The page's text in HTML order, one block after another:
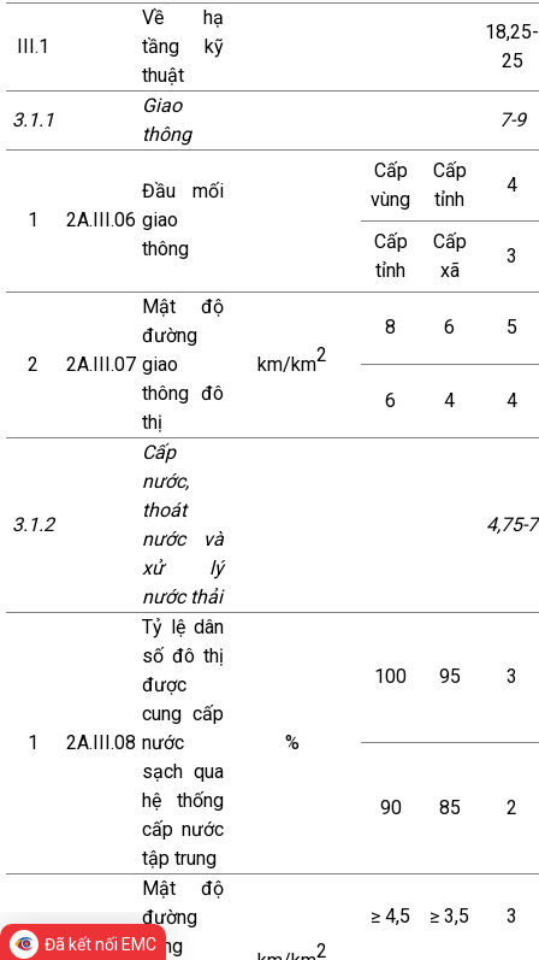
III.1
Về hạ
tầng kỹ
thuật
18,25-
25
3.1.1
Giao
thông
7-9
1 2A.III.06
Đầu mối
giao
thông
Cấp
vùng
Cấp
tỉnh
4
Cấp
tỉnh
Cấp
xã
3
2 2A.III.07
Mật độ
đường
giao
thông đô
thị
km/km2
8 6 5
6 4 4
3.1.2
Cấp
nước,
thoát
nước và
xử lý
nước thải
4,75-7
1 2A.III.08
Tỷ lệ dân
số đô thị
được
cung cấp
nước
sạch qua
hệ thống
cấp nước
tập trung
%
100 95 3
90 85 2
Mật độ
đường
cống
2
≥ 4,5 ≥ 3,5 3
Đã kết nối EMC